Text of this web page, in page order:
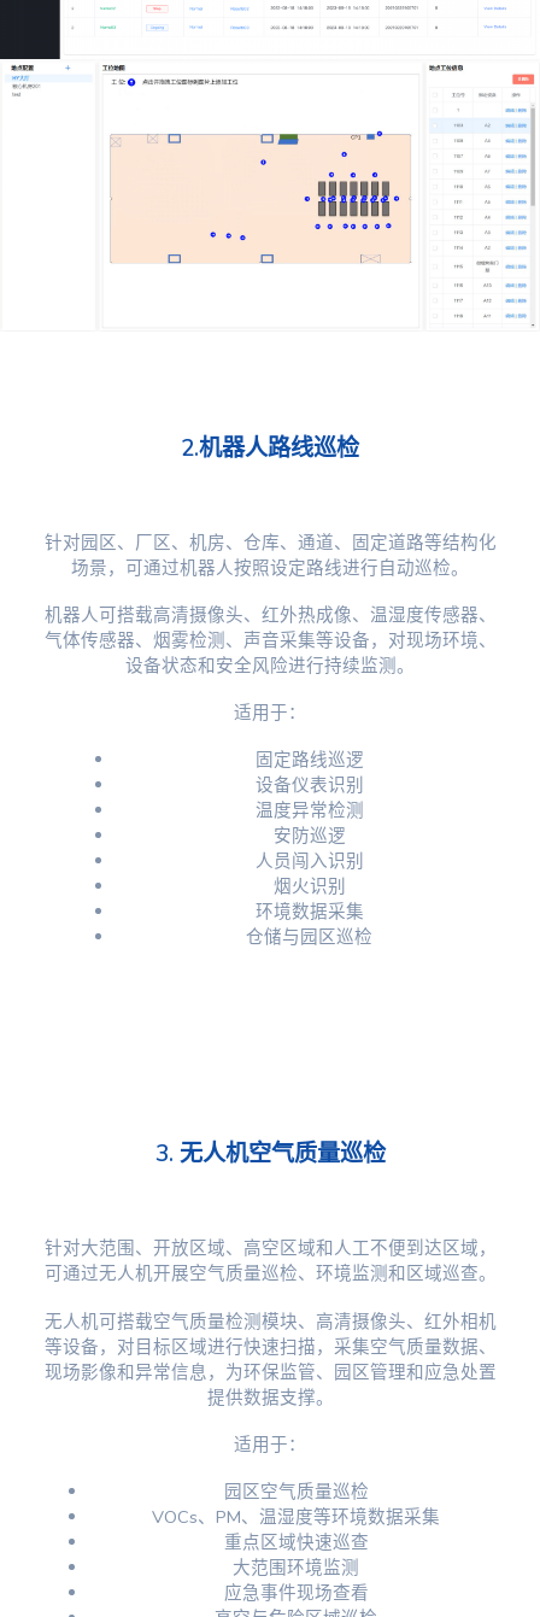
2.机器人路线巡检
针对园区、厂区、机房、仓库、通道、固定道路等结构化
场景，可通过机器人按照设定路线进行自动巡检。
机器人可搭载高清摄像头、红外热成像、温湿度传感器、
气体传感器、烟雾检测、声音采集等设备，对现场环境、
设备状态和安全风险进行持续监测。
适用于：
固定路线巡逻
设备仪表识别
温度异常检测
安防巡逻
人员闯入识别
烟火识别
环境数据采集
仓储与园区巡检
3. 无人机空气质量巡检
针对大范围、开放区域、高空区域和人工不便到达区域，
可通过无人机开展空气质量巡检、环境监测和区域巡查。
无人机可搭载空气质量检测模块、高清摄像头、红外相机
等设备，对目标区域进行快速扫描，采集空气质量数据、
现场影像和异常信息，为环保监管、园区管理和应急处置
提供数据支撑。
适用于：
园区空气质量巡检
VOCs、PM、温湿度等环境数据采集
重点区域快速巡查
大范围环境监测
应急事件现场查看